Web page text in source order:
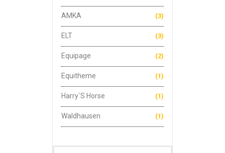
AMKA (3)
ELT (3)
Equipage (2)
Equitheme (1)
Harry`s Horse (1)
Waldhausen (1)